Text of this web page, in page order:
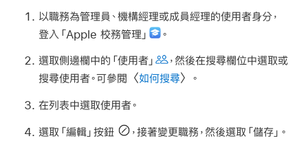
以職務為管理員、機構經理或成員經理的使用者身分，
登入「Apple 校務管理」
。
選取側邊欄中的「使用者」
，然後在搜尋欄位中選取或
搜尋使用者。可參閱〈如何搜尋〉。
在列表中選取使用者。
選取「編輯」按鈕 ，接著變更職務，然後選取「儲存」。